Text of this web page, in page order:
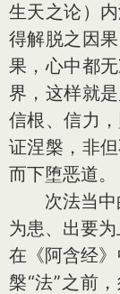
生天之论）
得解脱之因
果，心中都
界，这样就
信根、信力
证涅槃，非
而下堕恶道。
次法当中
为患、出要为
在《阿含经
槃“法”之前